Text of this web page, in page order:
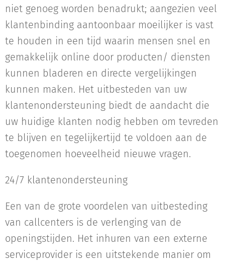
niet genoeg worden benadrukt; aangezien veel
klantenbinding aantoonbaar moeilijker is vast
te houden in een tijd waarin mensen snel en
gemakkelijk online door producten/ diensten
kunnen bladeren en directe vergelijkingen
kunnen maken. Het uitbesteden van uw
klantenondersteuning biedt de aandacht die
uw huidige klanten nodig hebben om tevreden
te blijven en tegelijkertijd te voldoen aan de
toegenomen hoeveelheid nieuwe vragen.
24/7 klantenondersteuning
Een van de grote voordelen van uitbesteding
van callcenters is de verlenging van de
openingstijden. Het inhuren van een externe
serviceprovider is een uitstekende manier om